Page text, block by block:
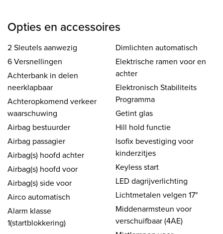
Opties en accessoires
2 Sleutels aanwezig
6 Versnellingen
Achterbank in delen
neerklapbaar
Achteropkomend verkeer
waarschuwing
Airbag bestuurder
Airbag passagier
Airbag(s) hoofd achter
Airbag(s) hoofd voor
Airbag(s) side voor
Airco automatisch
Alarm klasse
1(startblokkering)
Dimlichten automatisch
Elektrische ramen voor en
achter
Elektronisch Stabiliteits
Programma
Getint glas
Hill hold functie
Isofix bevestiging voor
kinderzitjes
Keyless start
LED dagrijverlichting
Lichtmetalen velgen 17"
Middenarmsteun voor
verschuifbaar (4AE)